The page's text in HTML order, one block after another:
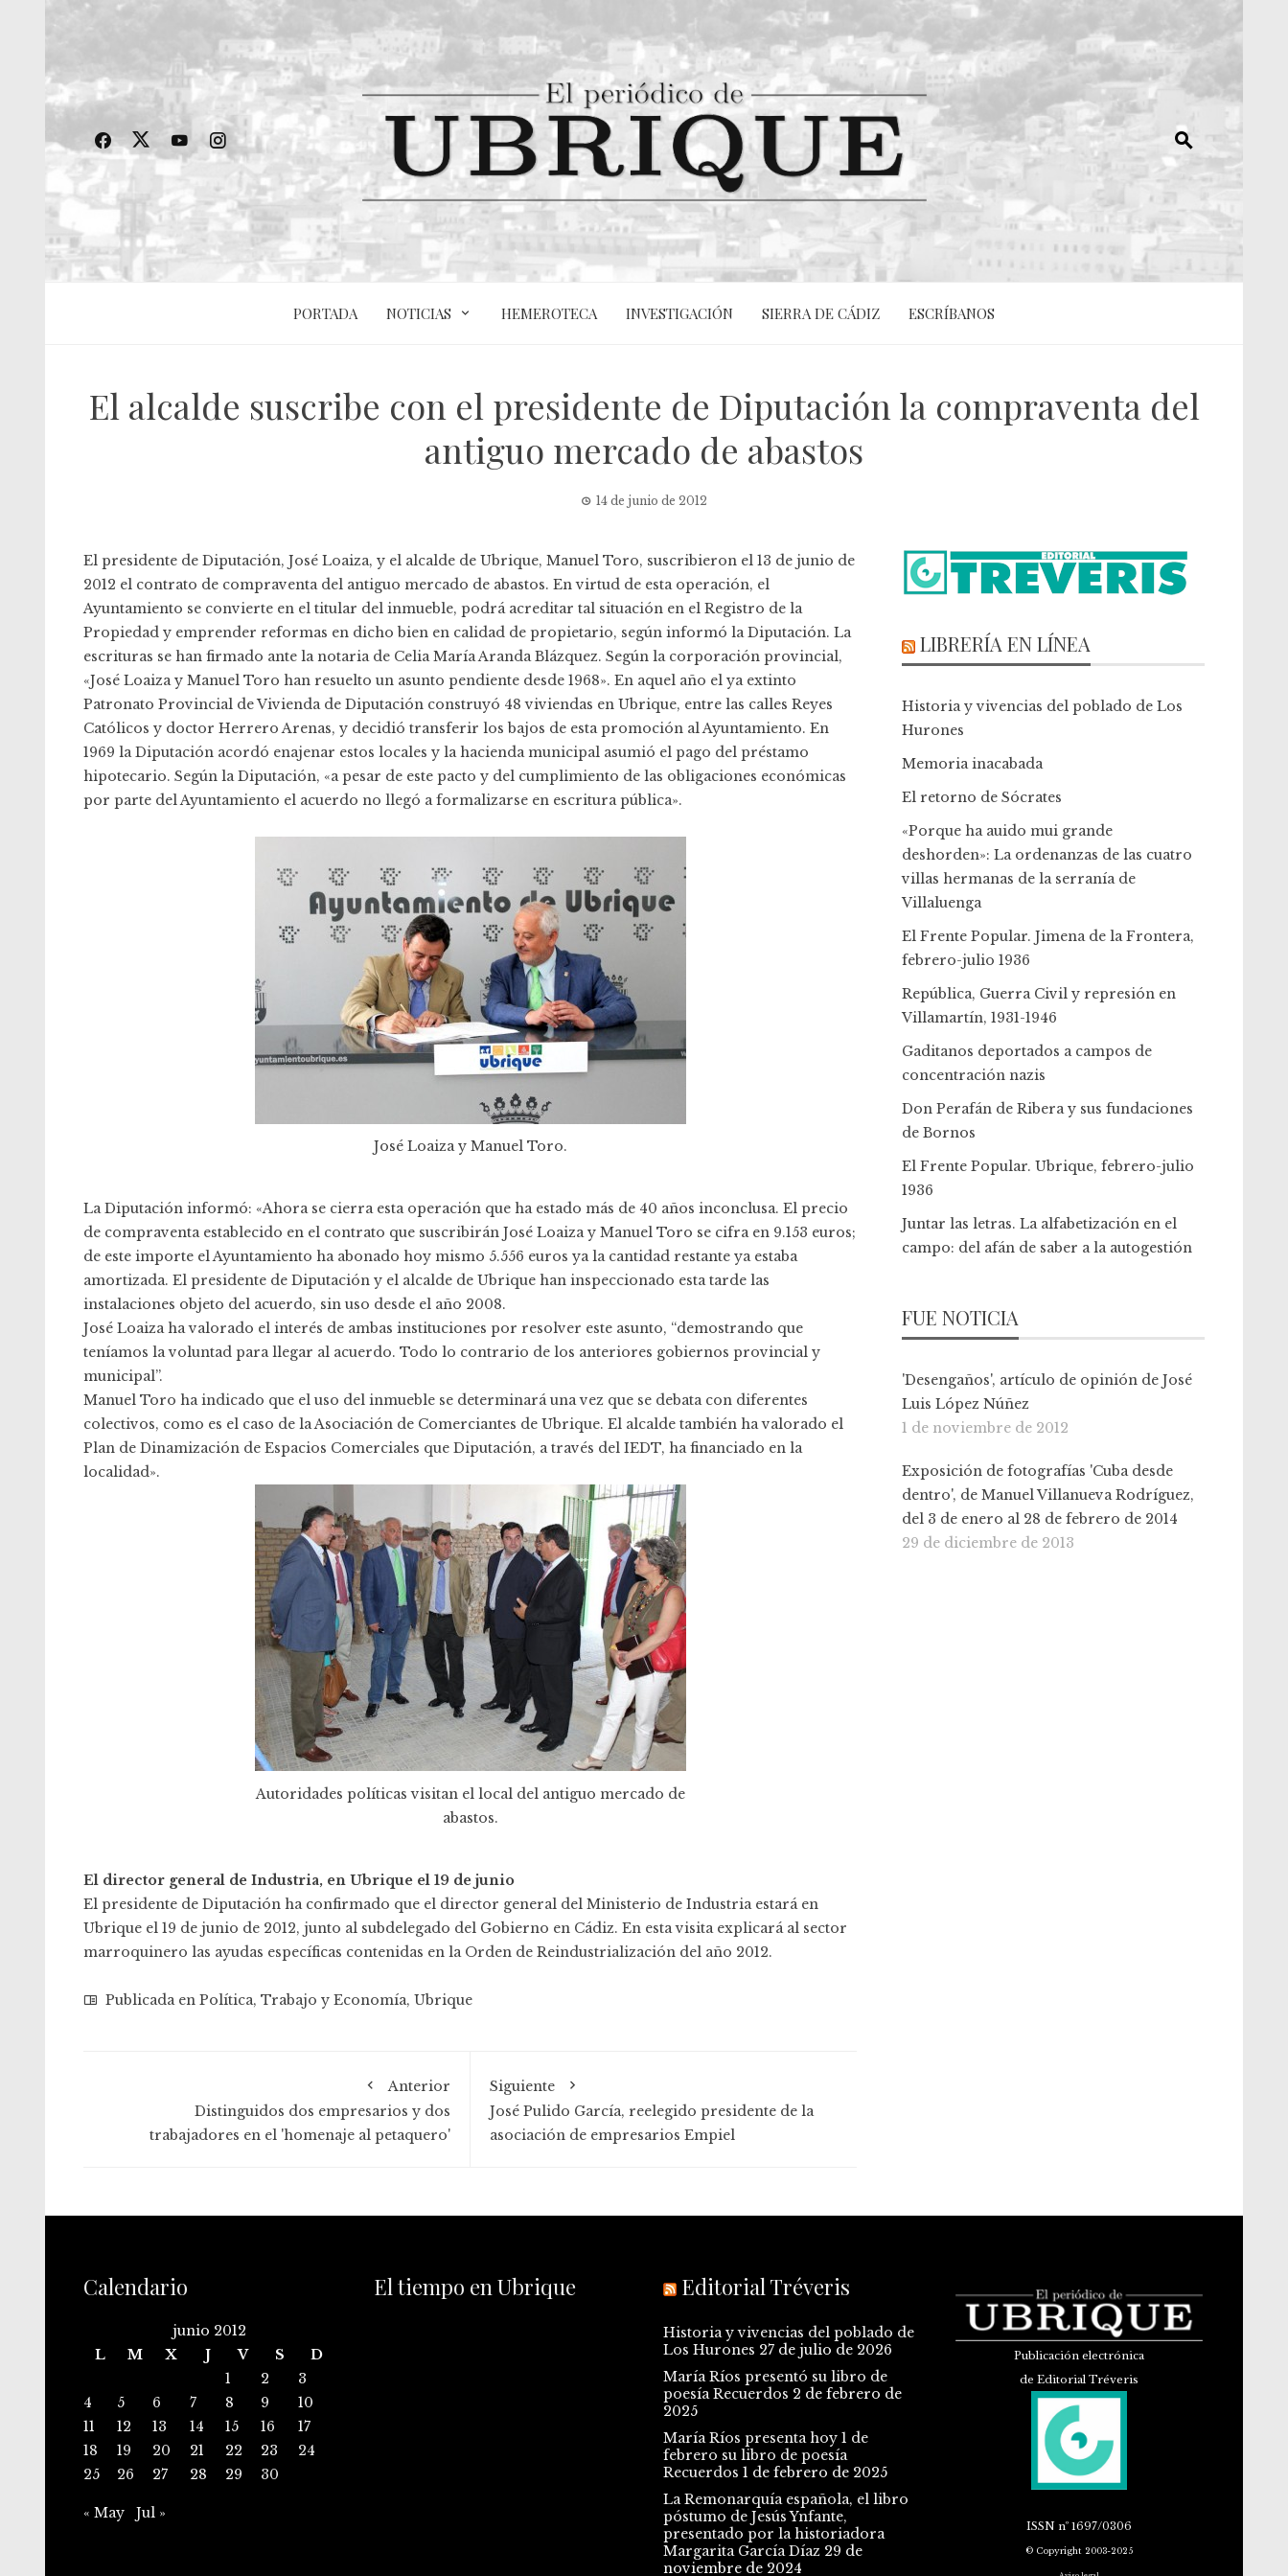
PORTADA NOTICIAS HEMEROTECA INVESTIGACIÓN SIERRA DE CÁDIZ ESCRÍBANOS
El alcalde suscribe con el presidente de Diputación la compraventa del
antiguo mercado de abastos
14 de junio de 2012
El presidente de Diputación, José Loaiza, y el alcalde de Ubrique, Manuel Toro, suscribieron el 13 de junio de
2012 el contrato de compraventa del antiguo mercado de abastos. En virtud de esta operación, el
Ayuntamiento se convierte en el titular del inmueble, podrá acreditar tal situación en el Registro de la
Propiedad y emprender reformas en dicho bien en calidad de propietario, según informó la Diputación. La
escrituras se han firmado ante la notaria de Celia María Aranda Blázquez. Según la corporación provincial,
«José Loaiza y Manuel Toro han resuelto un asunto pendiente desde 1968». En aquel año el ya extinto
Patronato Provincial de Vivienda de Diputación construyó 48 viviendas en Ubrique, entre las calles Reyes
Católicos y doctor Herrero Arenas, y decidió transferir los bajos de esta promoción al Ayuntamiento. En
1969 la Diputación acordó enajenar estos locales y la hacienda municipal asumió el pago del préstamo
hipotecario. Según la Diputación, «a pesar de este pacto y del cumplimiento de las obligaciones económicas
por parte del Ayuntamiento el acuerdo no llegó a formalizarse en escritura pública».
José Loaiza y Manuel Toro.
La Diputación informó: «Ahora se cierra esta operación que ha estado más de 40 años inconclusa. El precio
de compraventa establecido en el contrato que suscribirán José Loaiza y Manuel Toro se cifra en 9.153 euros;
de este importe el Ayuntamiento ha abonado hoy mismo 5.556 euros ya la cantidad restante ya estaba
amortizada. El presidente de Diputación y el alcalde de Ubrique han inspeccionado esta tarde las
instalaciones objeto del acuerdo, sin uso desde el año 2008.
José Loaiza ha valorado el interés de ambas instituciones por resolver este asunto, “demostrando que
teníamos la voluntad para llegar al acuerdo. Todo lo contrario de los anteriores gobiernos provincial y
municipal”.
Manuel Toro ha indicado que el uso del inmueble se determinará una vez que se debata con diferentes
colectivos, como es el caso de la Asociación de Comerciantes de Ubrique. El alcalde también ha valorado el
Plan de Dinamización de Espacios Comerciales que Diputación, a través del IEDT, ha financiado en la
localidad».
Autoridades políticas visitan el local del antiguo mercado de
abastos.
El director general de Industria, en Ubrique el 19 de junio
El presidente de Diputación ha confirmado que el director general del Ministerio de Industria estará en
Ubrique el 19 de junio de 2012, junto al subdelegado del Gobierno en Cádiz. En esta visita explicará al sector
marroquinero las ayudas específicas contenidas en la Orden de Reindustrialización del año 2012.
Publicada en Política, Trabajo y Economía, Ubrique
Anterior
Distinguidos dos empresarios y dos
trabajadores en el 'homenaje al petaquero'
Siguiente
José Pulido García, reelegido presidente de la
asociación de empresarios Empiel
LIBRERÍA EN LÍNEA
Historia y vivencias del poblado de Los
Hurones
Memoria inacabada
El retorno de Sócrates
«Porque ha auido mui grande
deshorden»: La ordenanzas de las cuatro
villas hermanas de la serranía de
Villaluenga
El Frente Popular. Jimena de la Frontera,
febrero-julio 1936
República, Guerra Civil y represión en
Villamartín, 1931-1946
Gaditanos deportados a campos de
concentración nazis
Don Perafán de Ribera y sus fundaciones
de Bornos
El Frente Popular. Ubrique, febrero-julio
1936
Juntar las letras. La alfabetización en el
campo: del afán de saber a la autogestión
FUE NOTICIA
'Desengaños', artículo de opinión de José
Luis López Núñez
1 de noviembre de 2012
Exposición de fotografías 'Cuba desde
dentro', de Manuel Villanueva Rodríguez,
del 3 de enero al 28 de febrero de 2014
29 de diciembre de 2013
Calendario
junio 2012
L
M X J V S
D
1
2
3
4
5 6 7 8 9
10
11
12 13 14 15 16
17
18
19 20 21 22 23
24
25
26 27 28 29 30
« May Jul »
El tiempo en Ubrique Editorial Tréveris
Historia y vivencias del poblado de
Los Hurones 27 de julio de 2026
María Ríos presentó su libro de
poesía Recuerdos 2 de febrero de
2025
María Ríos presenta hoy 1 de
febrero su libro de poesía
Recuerdos 1 de febrero de 2025
La Remonarquía española, el libro
póstumo de Jesús Ynfante,
presentado por la historiadora
Margarita García Díaz 29 de
noviembre de 2024
Publicación electrónica
de Editorial Tréveris
ISSNnº 1697/0306
© Copyright 2003-2025